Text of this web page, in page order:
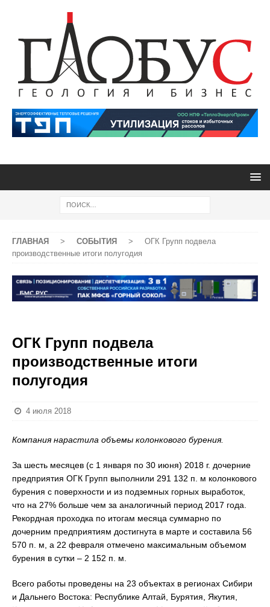
ГЛАВНАЯ > СОБЫТИЯ >
ОГК Групп подвела
производственные итоги полугодия
ОГК Групп подвела
производственные итоги
полугодия
4 июля 2018
Компания нарастила объемы колонкового бурения.
За шесть месяцев (с 1 января по 30 июня) 2018 г. дочерние
предприятия ОГК Групп выполнили 291 132 п. м колонкового
бурения с поверхности и из подземных горных выработок,
что на 27% больше чем за аналогичный период 2017 года.
Рекордная проходка по итогам месяца суммарно по
дочерним предприятиям достигнута в марте и составила 56
570 п. м, а 22 февраля отмечено максимальным объемом
бурения в сутки – 2 152 п. м.
Всего работы проведены на 23 объектах в регионах Сибири
и Дальнего Востока: Республике Алтай, Бурятия, Якутия,